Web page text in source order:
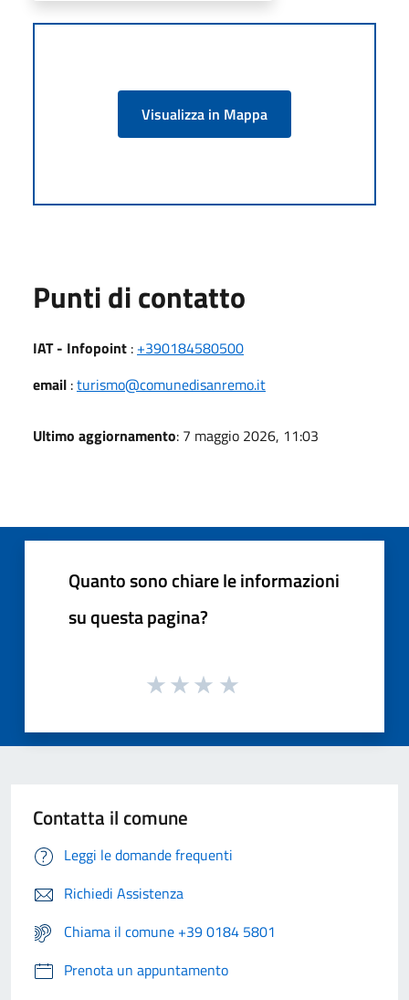
Visualizza in Mappa
Punti di contatto
IAT - Infopoint : +390184580500
email :turismo@comunedisanremo.it
Ultimo aggiornamento: 7 maggio 2026, 11:03
Quanto sono chiare le informazioni
su questa pagina?
Contatta il comune
Leggi le domande frequenti
Richiedi Assistenza
Chiama il comune +39 0184 5801
Prenota un appuntamento